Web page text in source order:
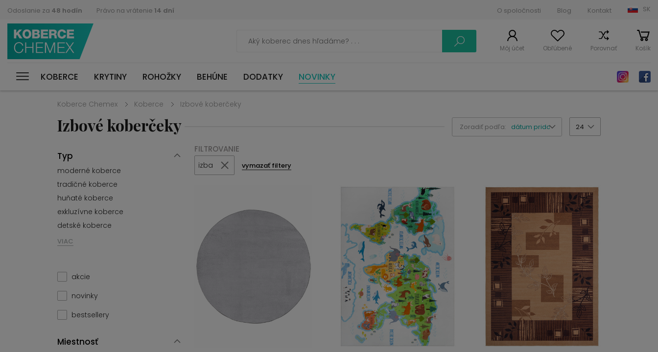
Odoslanie za 48 hodín Právo na vrátenie 14 dní O spoločnosti Blog Kontakt SK
Môj účet Obľúbené Porovnať Košík
KOBERCE KRYTINY ROHOŽKY BEHÚNE DODATKY NOVINKY
Koberce Chemex Koberce Izbové koberčeky
Izbové koberčeky Zoradiť podľa: dátum pridania 24
Typ
moderné koberce
tradičné koberce
huňaté koberce
exkluzívne koberce
detské koberce
VIAC
akcie
novinky
bestsellery
Miestnosť
FILTROVANIE
izba vymazať filtery